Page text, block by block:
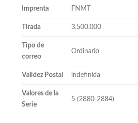
Imprenta FNMT
Tirada 3.500.000
Tipo de
correo
Ordinario
Validez Postal indefinida
Valores de la
Serie
5 (2880-2884)